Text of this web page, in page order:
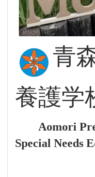
青
養護学
Aomori
Special Needs